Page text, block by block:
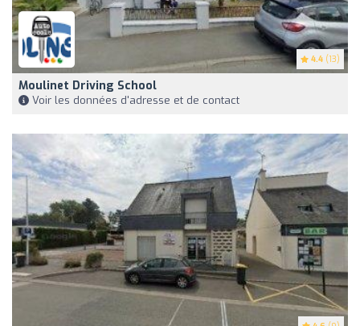
4.4 (13)
Moulinet Driving School
Voir les données d'adresse et de contact